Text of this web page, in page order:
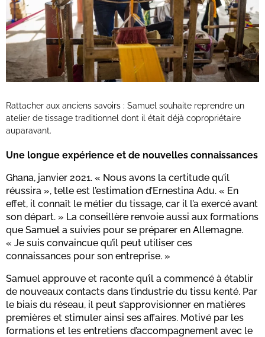
Rattacher aux anciens savoirs : Samuel souhaite reprendre un
atelier de tissage traditionnel dont il était déjà copropriétaire
auparavant.
Une longue expérience et de nouvelles connaissances
Ghana, janvier 2021. « Nous avons la certitude qu’il
réussira », telle est l’estimation d’Ernestina Adu. « En
effet, il connaît le métier du tissage, car il l’a exercé avant
son départ. » La conseillère renvoie aussi aux formations
que Samuel a suivies pour se préparer en Allemagne.
« Je suis convaincue qu’il peut utiliser ces
connaissances pour son entreprise. »
Samuel approuve et raconte qu’il a commencé à établir
de nouveaux contacts dans l’industrie du tissu kenté. Par
le biais du réseau, il peut s’approvisionner en matières
premières et stimuler ainsi ses affaires. Motivé par les
formations et les entretiens d’accompagnement avec le